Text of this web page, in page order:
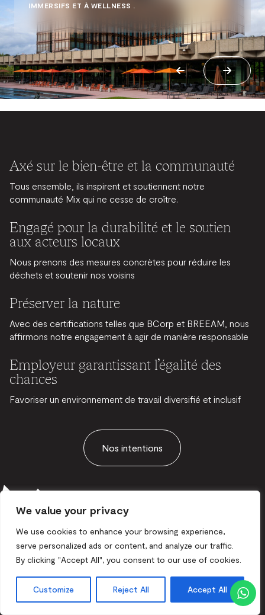
We value your privacy
We use cookies to enhance your browsing experience,
serve personalized ads or content, and analyze our traffic.
By clicking "Accept All", you consent to our use of cookies.
Customize Reject All Accept All
IMMERSIFS ET À WELLNESS .
Axé sur le bien-être et la communauté
Tous ensemble, ils inspirent et soutiennent notre
communauté Mix qui ne cesse de croître.
Engagé pour la durabilité et le soutien
aux acteurs locaux
Nous prenons des mesures concrètes pour réduire les
déchets et soutenir nos voisins
Préserver la nature
Avec des certifications telles que BCorp et BREEAM, nous
affirmons notre engagement à agir de manière responsable
Employeur garantissant l’égalité des
chances
Favoriser un environnement de travail diversifié et inclusif
Nos intentions